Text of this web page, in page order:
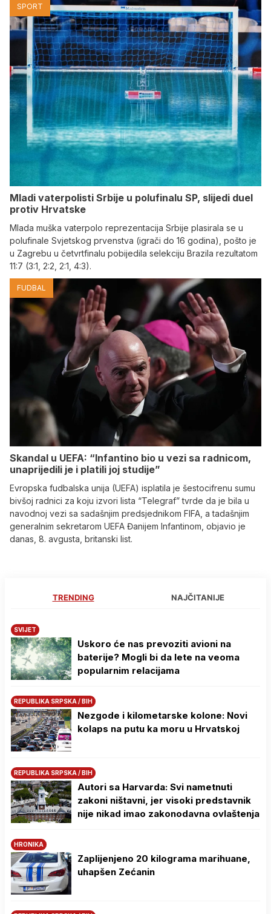
SPORT
Mladi vaterpolisti Srbije u polufinalu SP, slijedi duel
protiv Hrvatske
Mlada muška vaterpolo reprezentacija Srbije plasirala se u
polufinale Svjetskog prvenstva (igrači do 16 godina), pošto je
u Zagrebu u četvrtfinalu pobijedila selekciju Brazila rezultatom
11:7 (3:1, 2:2, 2:1, 4:3).
FUDBAL
Skandal u UEFA: “Infantino bio u vezi sa radnicom,
unaprijedili je i platili joj studije”
Evropska fudbalska unija (UEFA) isplatila je šestocifrenu sumu
bivšoj radnici za koju izvori lista “Telegraf” tvrde da je bila u
navodnoj vezi sa sadašnjim predsjednikom FIFA, a tadašnjim
generalnim sekretarom UEFA Đanijem Infantinom, objavio je
danas, 8. avgusta, britanski list.
TRENDING NAJČITANIJE
SVIJET
Uskoro će nas prevoziti avioni na
baterije? Mogli bi da lete na veoma
popularnim relacijama
REPUBLIKA SRPSKA / BIH
Nezgode i kilometarske kolone: Novi
kolaps na putu ka moru u Hrvatskoj
REPUBLIKA SRPSKA / BIH
Autori sa Harvarda: Svi nametnuti
zakoni ništavni, jer visoki predstavnik
nije nikad imao zakonodavna ovlaštenja
HRONIKA
Zaplijenjeno 20 kilograma marihuane,
uhapšen Zećanin